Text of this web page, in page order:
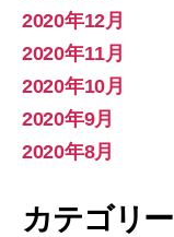
2020年12月
2020年11月
2020年10月
2020年9月
2020年8月
カテゴリー